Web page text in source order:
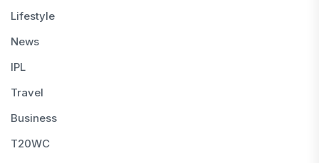
Lifestyle
News
IPL
Travel
Business
T20WC